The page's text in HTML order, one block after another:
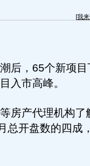
[我
，65个新项目
入市高峰。
产代理机构了
总开盘数的四成